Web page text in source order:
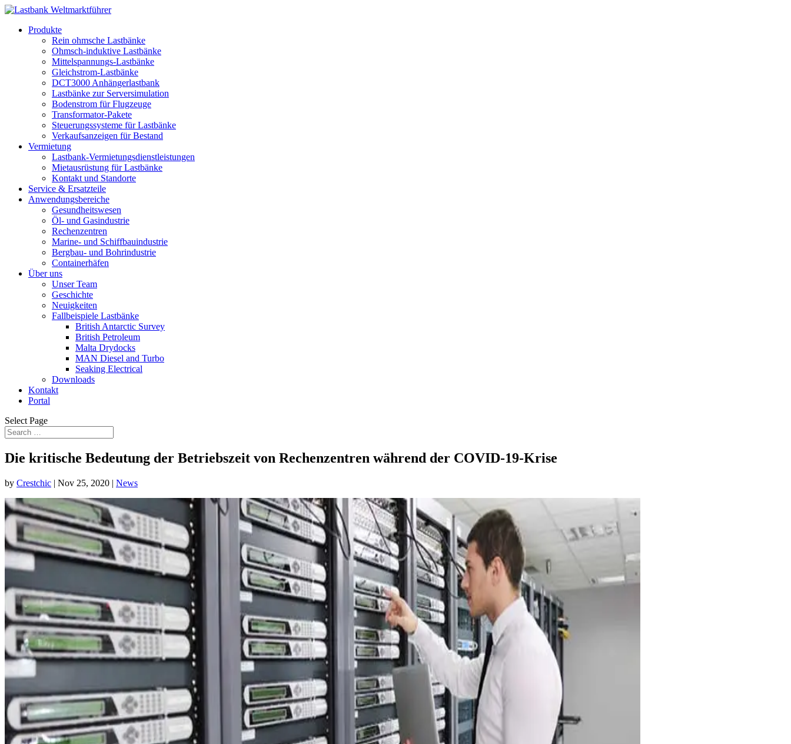
Produkte
Rein ohmsche Lastbänke
Ohmsch-induktive Lastbänke
Mittelspannungs-Lastbänke
Gleichstrom-Lastbänke
DCT3000 Anhängerlastbank
Lastbänke zur Serversimulation
Bodenstrom für Flugzeuge
Transformator-Pakete
Steuerungssysteme für Lastbänke
Verkaufsanzeigen für Bestand
Vermietung
Lastbank-Vermietungsdienstleistungen
Mietausrüstung für Lastbänke
Kontakt und Standorte
Service & Ersatzteile
Anwendungsbereiche
Gesundheitswesen
Öl- und Gasindustrie
Rechenzentren
Marine- und Schiffbauindustrie
Bergbau- und Bohrindustrie
Containerhäfen
Über uns
Unser Team
Geschichte
Neuigkeiten
Fallbeispiele Lastbänke
British Antarctic Survey
British Petroleum
Malta Drydocks
MAN Diesel and Turbo
Seaking Electrical
Downloads
Kontakt
Portal
Select Page
Die kritische Bedeutung der Betriebszeit von Rechenzentren während der COVID-19-Krise
by Crestchic | Nov 25, 2020 | News